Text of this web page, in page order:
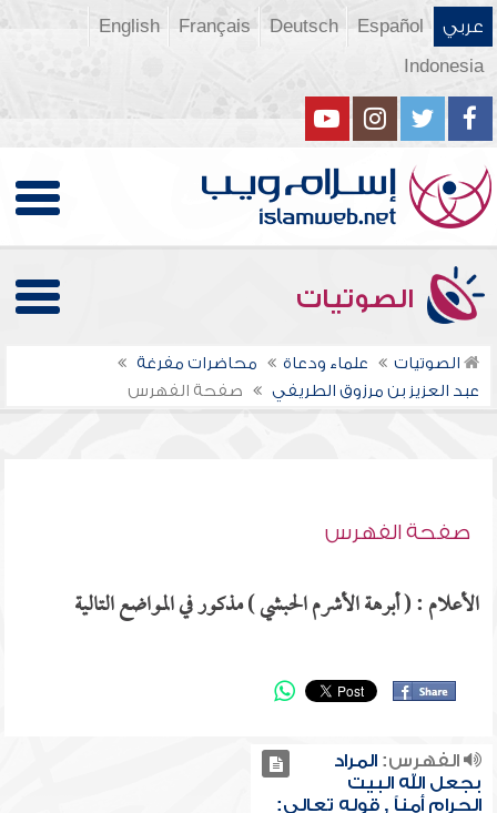
عربي Español
Deutsch
Français
English
Indonesia
الصوتيات
الصوتيات علماء ودعاة
محاضرات مفرغة
عبد العزيز بن مرزوق الطريفي
صفحة الفهرس
صفحة الفهرس
الأعلام : ( أبرهة الأشرم الحبشي ) مذكور في المواضع التالية
الفهرس:المراد
بجعل الله البيت
الحرام أمناً , قوله تعالى: